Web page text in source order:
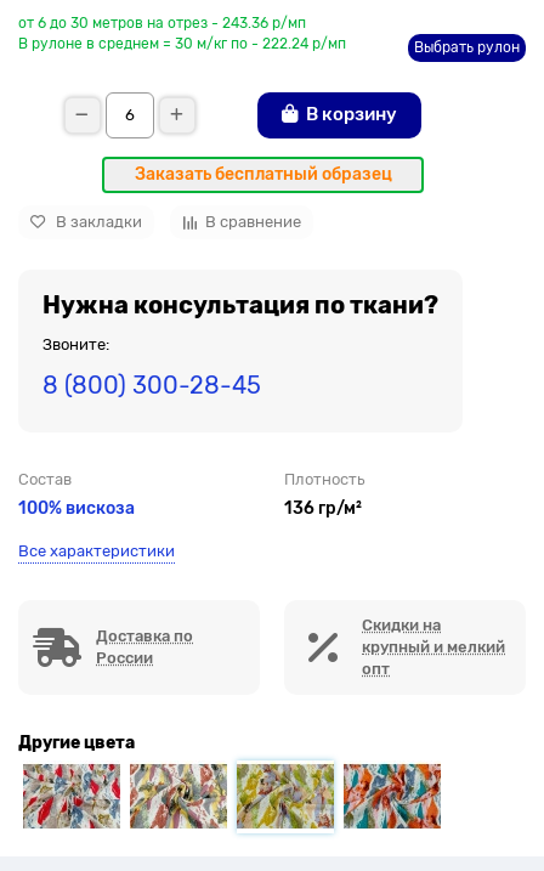
от 6 до 30 метров на отрез - 243.36 р/мп
В рулоне в среднем = 30 м/кг по - 222.24 р/мп
Выбрать рулон
В корзину
Заказать бесплатный образец
В закладки В сравнение
Нужна консультация по ткани?
Звоните:
8 (800) 300-28-45
Состав
100% вискоза
Плотность
136 гр/м²
Все характеристики
Доставка по
России
Скидки на
крупный и мелкий
опт
Другие цвета